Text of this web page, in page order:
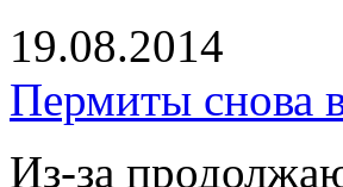
19.08.2014
Пермиты снова
Из-за